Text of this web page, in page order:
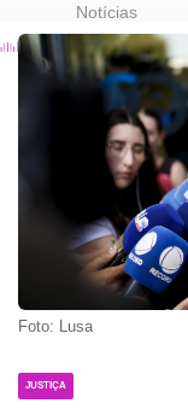
Notícias
Foto: Lusa
JUSTIÇA